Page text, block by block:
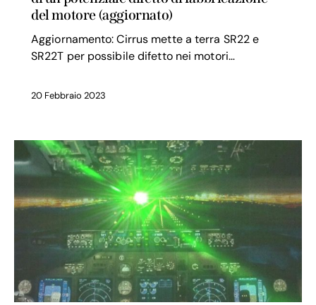
del motore (aggiornato)
Aggiornamento: Cirrus mette a terra SR22 e
SR22T per possibile difetto nei motori…
20 Febbraio 2023